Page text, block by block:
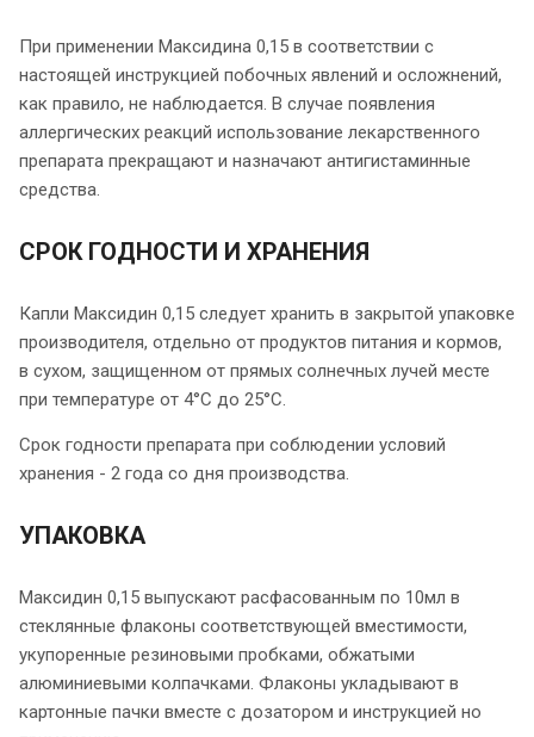
При применении Максидина 0,15 в соответствии с
настоящей инструкцией побочных явлений и осложнений,
как правило, не наблюдается. В случае появления
аллергических реакций использование лекарственного
препарата прекращают и назначают антигистаминные
средства.
СРОК ГОДНОСТИ И ХРАНЕНИЯ
Капли Максидин 0,15 следует хранить в закрытой упаковке
производителя, отдельно от продуктов питания и кормов,
в сухом, защищенном от прямых солнечных лучей месте
при температуре от 4°С до 25°С.
Срок годности препарата при соблюдении условий
хранения - 2 года со дня производства.
УПАКОВКА
Максидин 0,15 выпускают расфасованным по 10мл в
стеклянные флаконы соответствующей вместимости,
укупоренные резиновыми пробками, обжатыми
алюминиевыми колпачками. Флаконы укладывают в
картонные пачки вместе с дозатором и инструкцией но